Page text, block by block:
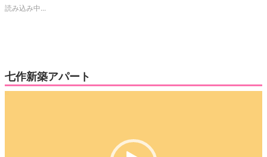
共
ウ
で
開
き
い
(新
し
い
読み込み中...
七作新築アパート